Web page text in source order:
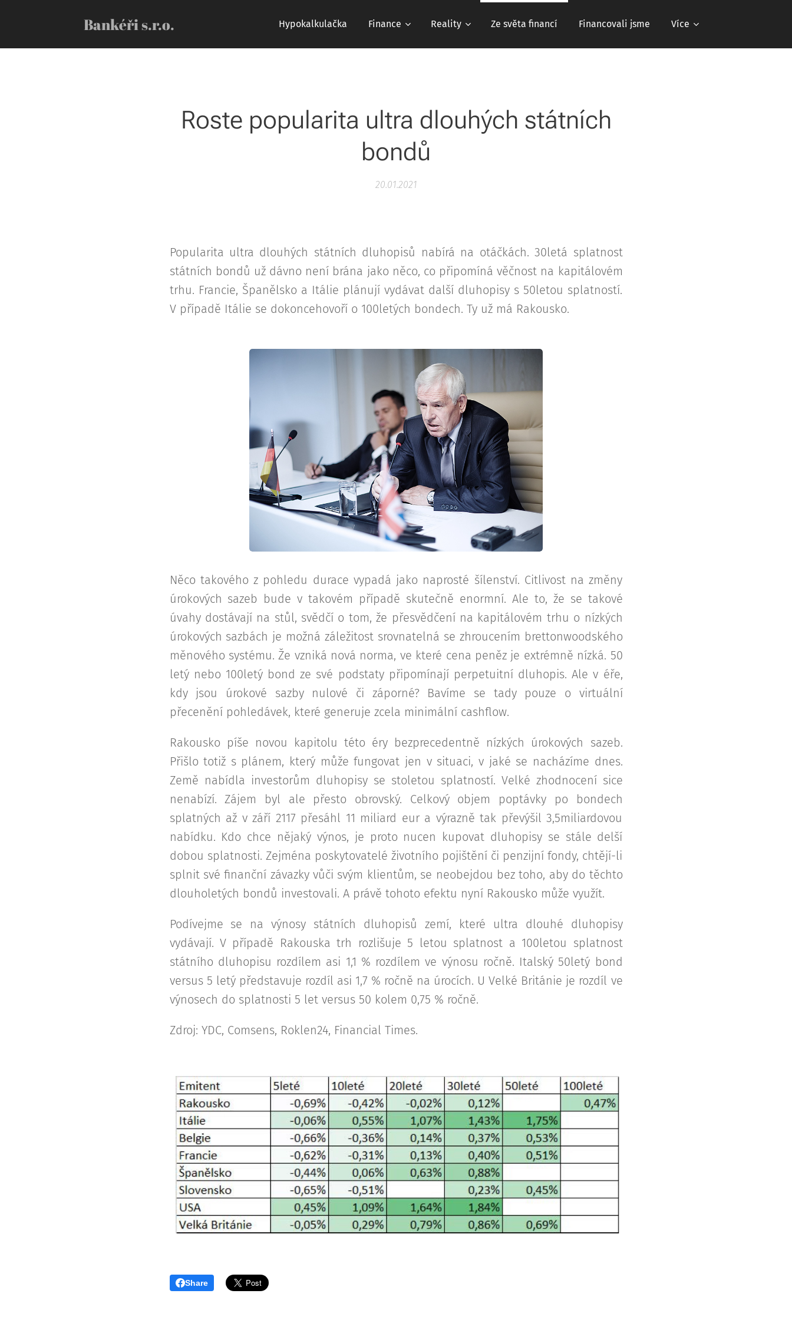
Bankéři s.r.o. Hypokalkulačka Finance Reality Ze světa financí Financovali jsme Více
Roste popularita ultra dlouhých státních
bondů
20.01.2021
Popularita ultra dlouhých státních dluhopisů nabírá na otáčkách. 30letá splatnost
státních bondů už dávno není brána jako něco, co připomíná věčnost na kapitálovém
trhu. Francie, Španělsko a Itálie plánují vydávat další dluhopisy s 50letou splatností.
V případě Itálie se dokoncehovoří o 100letých bondech. Ty už má Rakousko.
Něco takového z pohledu durace vypadá jako naprosté šílenství. Citlivost na změny
úrokových sazeb bude v takovém případě skutečně enormní. Ale to, že se takové
úvahy dostávají na stůl, svědčí o tom, že přesvědčení na kapitálovém trhu o nízkých
úrokových sazbách je možná záležitost srovnatelná se zhroucením brettonwoodského
měnového systému. Že vzniká nová norma, ve které cena peněz je extrémně nízká. 50
letý nebo 100letý bond ze své podstaty připomínají perpetuitní dluhopis. Ale v éře,
kdy jsou úrokové sazby nulové či záporné? Bavíme se tady pouze o virtuální
přecenění pohledávek, které generuje zcela minimální cashflow.
Rakousko píše novou kapitolu této éry bezprecedentně nízkých úrokových sazeb.
Přišlo totiž s plánem, který může fungovat jen v situaci, v jaké se nacházíme dnes.
Země nabídla investorům dluhopisy se stoletou splatností. Velké zhodnocení sice
nenabízí. Zájem byl ale přesto obrovský. Celkový objem poptávky po bondech
splatných až v září 2117 přesáhl 11 miliard eur a výrazně tak převýšil 3,5miliardovou
nabídku. Kdo chce nějaký výnos, je proto nucen kupovat dluhopisy se stále delší
dobou splatnosti. Zejména poskytovatelé životního pojištění či penzijní fondy, chtějí-li
splnit své finanční závazky vůči svým klientům, se neobejdou bez toho, aby do těchto
dlouholetých bondů investovali. A právě tohoto efektu nyní Rakousko může využít.
Podívejme se na výnosy státních dluhopisů zemí, které ultra dlouhé dluhopisy
vydávají. V případě Rakouska trh rozlišuje 5 letou splatnost a 100letou splatnost
státního dluhopisu rozdílem asi 1,1 % rozdílem ve výnosu ročně. Italský 50letý bond
versus 5 letý představuje rozdíl asi 1,7 % ročně na úrocích. U Velké Británie je rozdíl ve
výnosech do splatnosti 5 let versus 50 kolem 0,75 % ročně.
Zdroj: YDC, Comsens, Roklen24, Financial Times.
Share